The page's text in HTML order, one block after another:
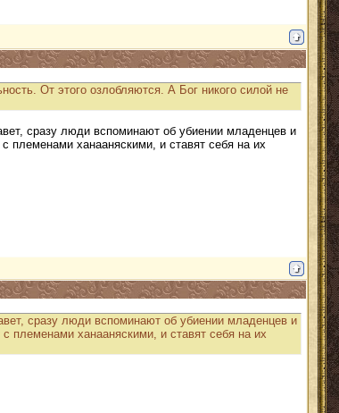
От этого озлобляются. А Бог никого силой не
сразу люди вспоминают об убиении младенцев и
племенами ханааняскими, и ставят себя на их
сразу люди вспоминают об убиении младенцев и
племенами ханааняскими, и ставят себя на их